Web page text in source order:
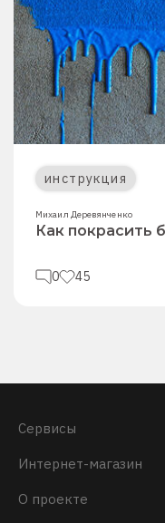
инструкция
Михаил Деревянченко
Как покрасить
0 45
Сервисы
Интернет-магазин
О проекте